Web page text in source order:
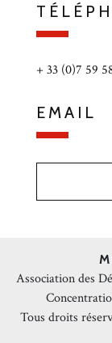
+ 33 (0)7 59
EMAIL
Association des
Tous droits